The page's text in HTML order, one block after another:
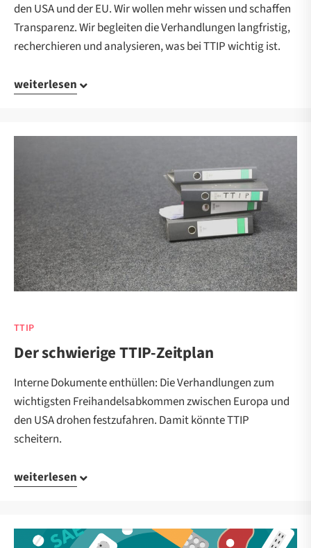
den USA und der EU. Wir wollen mehr wissen und schaffen
Transparenz. Wir begleiten die Verhandlungen langfristig,
recherchieren und analysieren, was bei TTIP wichtig ist.
weiterlesen
TTIP
Der schwierige TTIP-Zeitplan
Interne Dokumente enthüllen: Die Verhandlungen zum
wichtigsten Freihandelsabkommen zwischen Europa und
den USA drohen festzufahren. Damit könnte TTIP
scheitern.
weiterlesen